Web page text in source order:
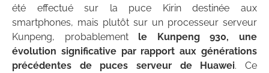
été effectué sur la puce Kirin destinée aux
smartphones, mais plutôt sur un processeur serveur
Kunpeng, probablement le Kunpeng 930, une
évolution significative par rapport aux générations
précédentes de puces serveur de Huawei. Ce